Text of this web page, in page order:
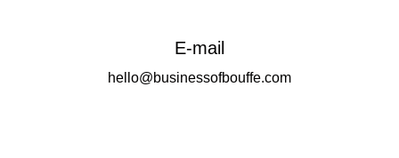
E-mail
hello@businessofbouffe.com